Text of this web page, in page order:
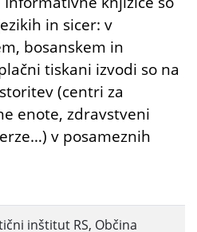
in sicer: v
bosanskem in
tiskani izvodi so na
(centri za
enote, zdravstveni
v posameznih
inštitut RS, Občina